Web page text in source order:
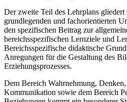
Der zweite Teil des Lehrplans gliedert
grundlegenden und fachorientierten
den spezifischen Beitrag zur
bereichsspezifischen Lernziele und
Bereichsspezifische didaktische
Anregungen für die Gestaltung des
Erziehungsprozesses.
Dem Bereich Wahrnehmung,
Kommunikation sowie dem Bereich